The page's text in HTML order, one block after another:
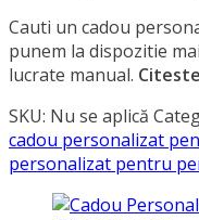
Pensionare
Cauti un cadou
punem la dispozitie
lucrate manual.
SKU: Nu se aplică
cadou personalizat
personalizat pentru